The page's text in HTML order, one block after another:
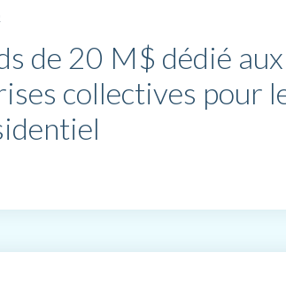
de 20 M$ dédié
collectives pour